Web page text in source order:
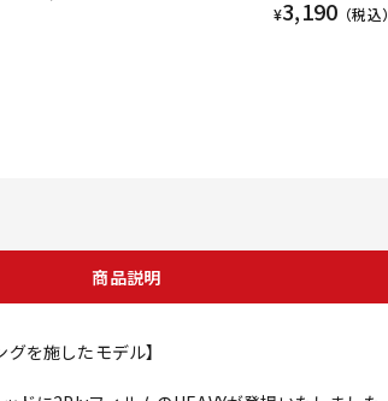
¥3,190 （税込）
商品説明
を施したモデル】